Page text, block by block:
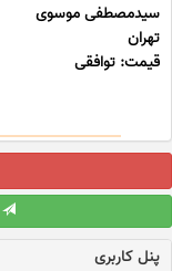
سیدمصطفی موسوی
تهران
قیمت: توافقی
پنل کاربری